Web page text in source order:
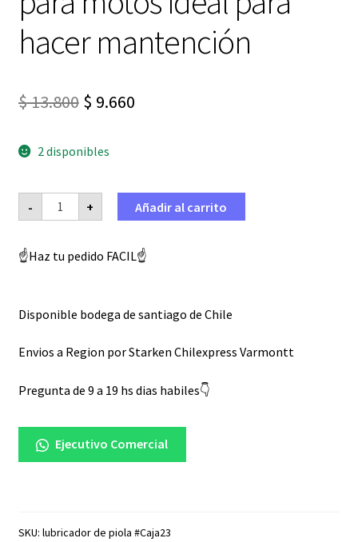
hacer mantención
$13.800 El
original
era:
$ 13.800.
$ 9.660El
es:
$ 9.660.
2 disponibles
-
Lubricador
Piolas
motos
ideal
cantidad
+ Añadir al carrito
☝️Haz tu pedido FACIL☝️
Disponible bodega de santiago de Chile
Envios a Region por Starken Chilexpress Varmontt
Pregunta de 9 a 19 hs dias habiles👇
Ejecutivo Comercial
SKU: lubricador de piola #Caja23